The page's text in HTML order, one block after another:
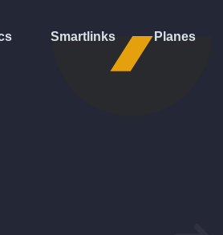
Smartlinks Planes